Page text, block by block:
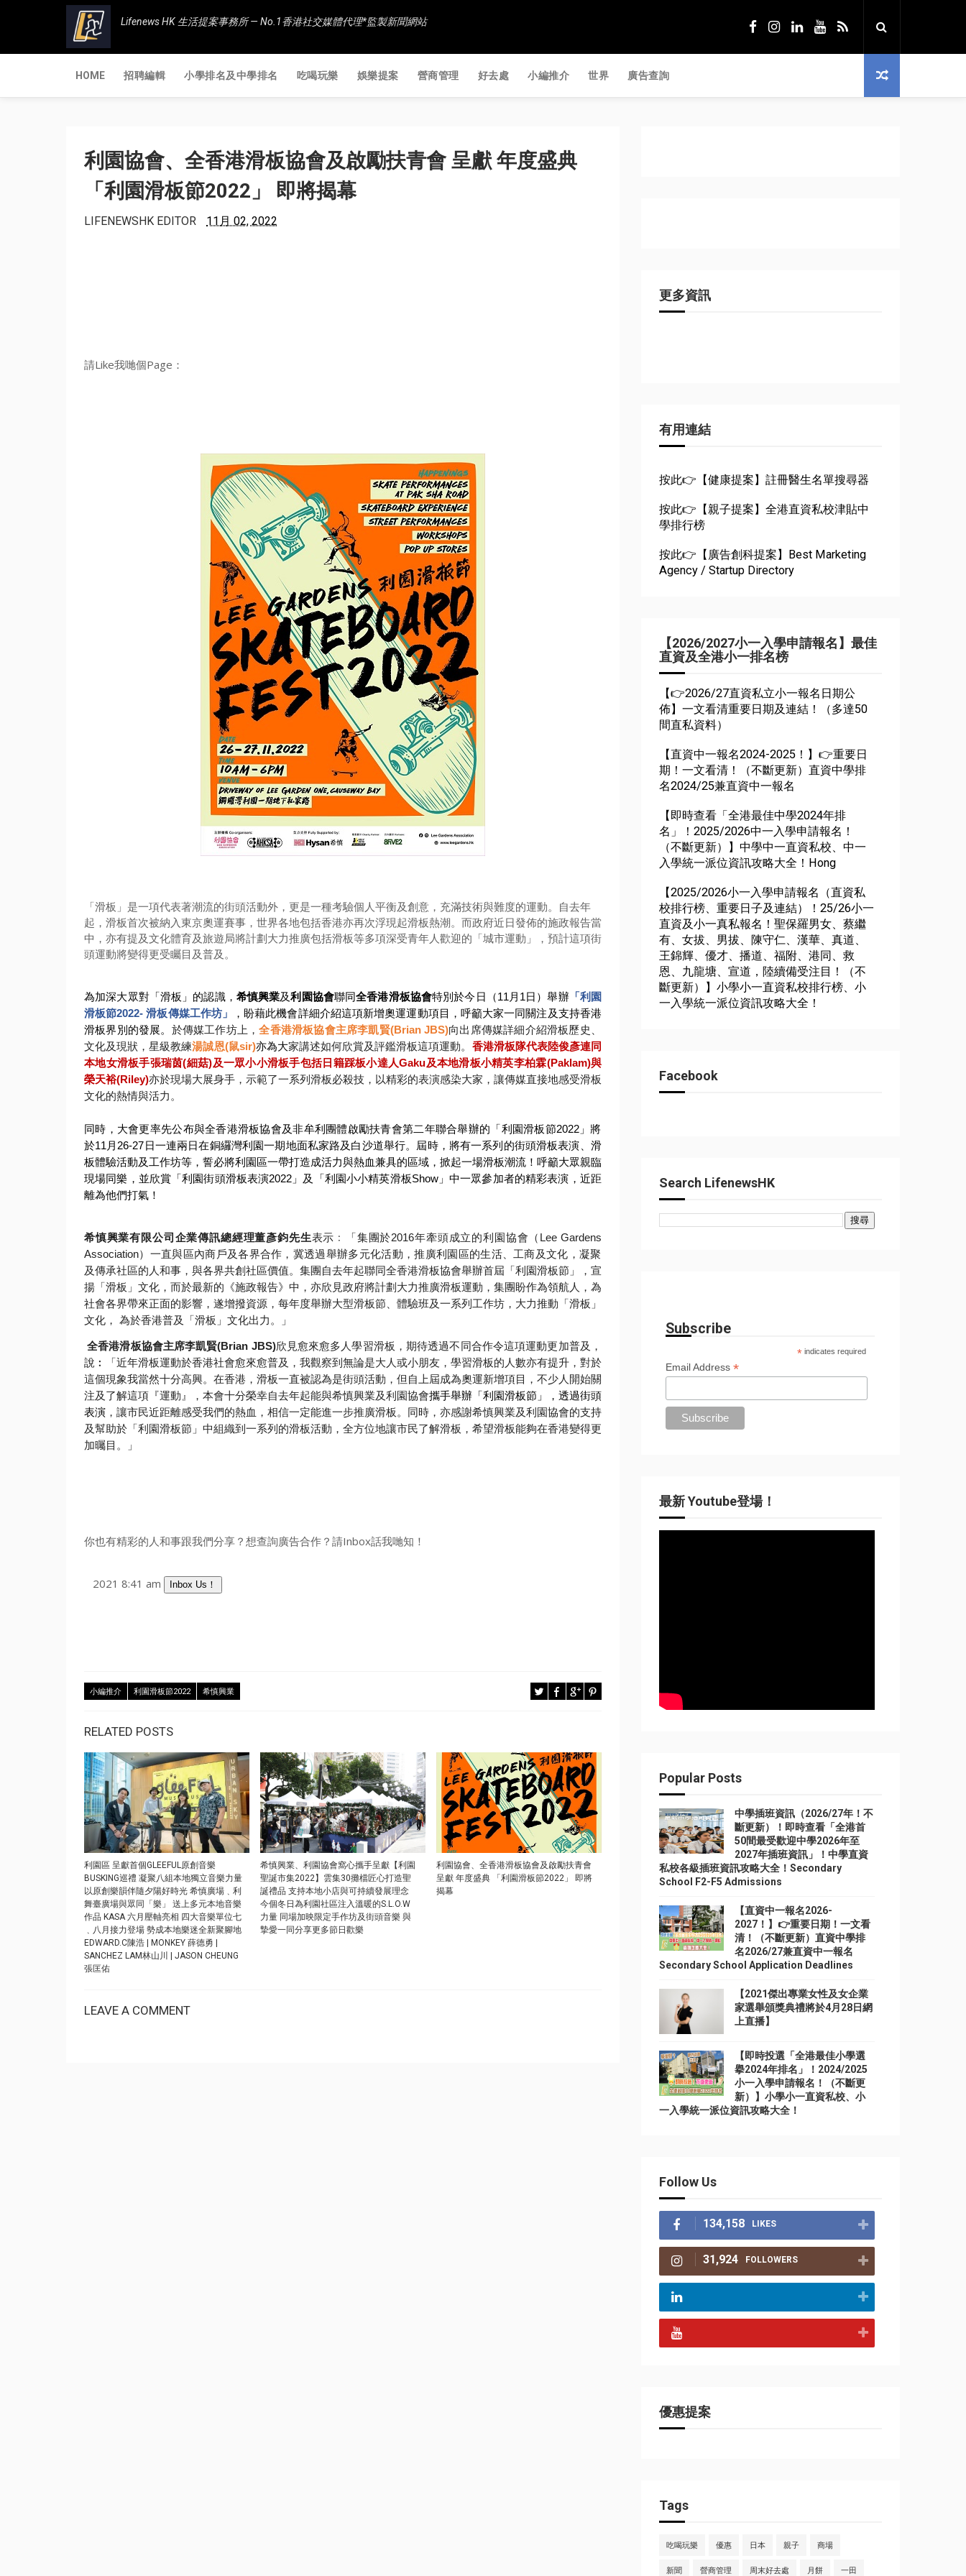
Lifenews HK 生活提案事務所 — No.1香港社交媒體代理*監製新聞網站
HOME 招聘編輯 小學排名及中學排名 吃喝玩樂 娛樂提案 營商管理 好去處 小編推介 世界 廣告查詢
利園協會、全香港滑板協會及啟勵扶青會 呈獻 年度盛典
「利園滑板節2022」 即將揭幕
LIFENEWSHK EDITOR 11月 02, 2022
請Like我哋個Page：
「滑板」是一項代表著潮流的街頭活動外， 更是一種考驗個人平衡及創意，充滿技術與難度的運動。自去年
起， 滑板首次被納入東京奧運賽事， 世界各地包括香港亦再次浮現起滑板熱潮。 而政府近日發佈的施政報告當
中， 亦有提及文化體育及旅遊局將計劃大力推廣包括滑板等多項深受青年人歡迎的「城市運動」，預計這項街
頭運動將變得更受矚目及普及。
為加深大眾對「滑板」的認識， 希慎興業及利園協會聯同全香港滑板協會特別於今日（11 月 1 日）舉辦「利園
滑板節2022-滑板傳媒工作坊」 ，盼藉此機會詳細介紹這項新增奧運運動項目， 呼籲大家一同關注及支持香港
滑板界別的發展。 於傳媒工作坊上，全香港滑板協會主席李凱賢(Brian JBS)向出席傳媒詳細介紹滑板歷史、
文化及現狀，星級教練湯誠恩(鼠sir)亦為大家講述如何欣賞及評鑑滑板這項運動。 香港滑板隊代表陸俊彥連同
本地女滑板手張瑞茵(細菇)及一眾小小滑板手包括日籍踩板小達人Gaku及本地滑板小精英李柏霖(Paklam)與
榮天裕(Riley)亦於現場大展身手， 示範了一系列滑板必殺技，以精彩的表演感染大家， 讓傳媒直接地感受滑板
文化的熱情與活力。
同時， 大會更率先公布與全香港滑板協會及非牟利團體啟勵扶青會第二年聯合舉辦的「利園滑板節2022」將
於11 月 26-27 日一連兩日在銅纙灣利園一期地面私家路及白沙道舉行。屆時， 將有一系列的街頭滑板表演、滑
板體驗活動及工作坊等， 誓必將利園區一帶打造成活力與熱血兼具的區域， 掀起一場滑板潮流！呼籲大眾親臨
現場同樂，並欣賞「利園街頭滑板表演2022 」及「利園小小精英滑板Show」中一眾參加者的精彩表演，近距
離為他們打氣！
希慎興業有限公司企業傳訊總經理董彥鈞先生表示﹕「集團於2016年牽頭成立的利園協會（ Lee Gardens
Association）一直與區內商戶及各界合作， 冀透過舉辦多元化活動，推廣利園區的生活、工商及文化，凝聚
及傳承社區的人和事，與各界共創社區價值。 集團自去年起聯同全香港滑板協會舉辦首屆「利園滑板節」，宣
揚「 滑板」文化，而於最新的《施政報告》中， 亦欣見政府將計劃大力推廣滑板運動，集團盼作為領航人， 為
社會各界帶來正面的影響，遂增撥資源，每年度舉辦大型滑板節、 體驗班及一系列工作坊，大力推動「滑板」
文化，
為於香港普及「滑板」文化出力。」
全香港滑板協會主席李凱賢(Brian JBS)欣見愈來愈多人學習滑板，期待透過不同合作令這項運動更加普及，
說︰「 近年滑板運動於香港社會愈來愈普及， 我觀察到無論是大人或小朋友，學習滑板的人數亦有提升， 對於
這個現象我當然十分高興。在香港， 滑板一直被認為是街頭活動，但自上屆成為奧運新增項目， 不少人開始關
注及了解這項『運動』， 本會十分榮幸自去年起能與希慎興業及利園協會攜手舉辦「 利園滑板節」，透過街頭
表演 ，讓市民近距離感受我們的熱血， 相信一定能進一步推廣滑板。同時， 亦感謝希慎興業及利園協會的支持
及幫助於「利園滑板節」 中組織到一系列的滑板活動，全方位地讓市民了解滑板， 希望滑板能夠在香港變得更
加曯目。」
你也有精彩的人和事跟我們分享？想查詢廣告合作？請Inbox話我哋知！
2021 8:41 am Inbox Us！
小編推介 利園滑板節2022 希慎興業
RELATED POSTS
利園區 呈獻首個GLEEFUL原創音樂
BUSKING巡禮 凝聚八組本地獨立音樂力量
以原創樂韻伴隨夕陽好時光 希慎廣場﹑利
舞臺廣場與眾同「樂」 送上多元本地音樂
作品 KASA 六月壓軸亮相 四大音樂單位七
﹑八月接力登場 勢成本地樂迷全新聚腳地
EDWARD.C陳浩 | MONKEY 薛德勇 |
SANCHEZ LAM林山川 | JASON CHEUNG
張匡佑
希慎興業、利園協會窩心攜手呈獻【利園
聖誕市集2022】雲集30攤檔匠心打造聖
誕禮品 支持本地小店與可持續發展理念
今個冬日為利園社區注入溫暖的S.L.O.W
力量 同場加映限定手作坊及街頭音樂 與
摯愛一同分享更多節日歡樂
利園協會、全香港滑板協會及啟勵扶青會
呈獻 年度盛典 「利園滑板節2022」 即將
揭幕
LEAVE A COMMENT
更多資訊
有用連結
按此👉【健康提案】註冊醫生名單搜尋器
按此👉【親子提案】全港直資私校津貼中
學排行榜
按此👉【廣告創科提案】Best Marketing
Agency / Startup Directory
【2026/2027小一入學申請報名】最佳
直資及全港小一排名榜
【👉2026/27直資私立小一報名日期公
佈】一文看清重要日期及連結！（多達50
間直私資料）
【直資中一報名2024-2025！】👉重要日
期！一文看清！（不斷更新）直資中學排
名2024/25兼直資中一報名
【即時查看「全港最佳中學2024年排
名」！2025/2026中一入學申請報名！
（不斷更新）】中學中一直資私校、中一
入學統一派位資訊攻略大全！Hong
【2025/2026小一入學申請報名（直資私
校排行榜、重要日子及連結）！25/26小一
直資及小一真私報名！聖保羅男女、蔡繼
有、女拔、男拔、陳守仁、漢華、真道、
王錦輝、優才、播道、福附、港同、救
恩、九龍塘、宣道，陸續備受注目！（不
斷更新）】小學小一直資私校排行榜、小
一入學統一派位資訊攻略大全！
Facebook
Search LifenewsHK
Subscribe
* indicates required
Email Address *
最新 Youtube登場！
Popular Posts
中學插班資訊（2026/27年！不
斷更新）！即時查看「全港首
50間最受歡迎中學2026年至
2027年插班資訊」！中學直資
私校各級插班資訊攻略大全！Secondary
School F2-F5 Admissions
【直資中一報名2026-
2027！】👉重要日期！一文看
清！（不斷更新）直資中學排
名2026/27兼直資中一報名
Secondary School Application Deadlines
【2021傑出專業女性及女企業
家選舉頒獎典禮將於4月28日網
上直播】
【即時投選「全港最佳小學選
擧2024年排名」！2024/2025
小一入學申請報名！（不斷更
新）】小學小一直資私校、小
一入學統一派位資訊攻略大全！
Follow Us
134,158 LIKES
31,924 FOLLOWERS
優惠提案
Tags
吃喝玩樂 優惠 日本 親子 商場
新聞 營商管理 周末好去處 月餅 一田